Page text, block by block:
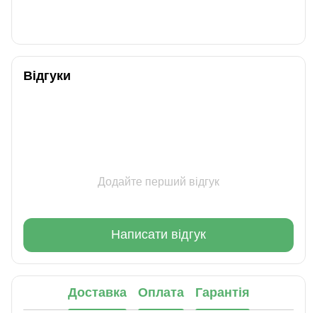
Відгуки
Додайте перший відгук
Написати відгук
Доставка Оплата Гарантія